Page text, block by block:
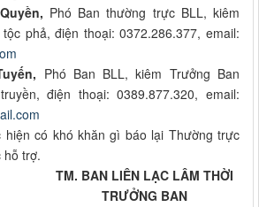
Phó Ban thường trực BLL, kiêm
phả, điện thoại: 0372.286.377, email:
Phó Ban BLL, kiêm Trưởng Ban
điện thoại: 0389.877.320, email:
hiện có khó khăn gì báo lại Thường trực
hỗ trợ.
TM. BAN LIÊN LẠC LÂM THỜI
TRƯỞNG BAN